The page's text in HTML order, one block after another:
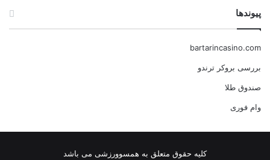
پیوندها
bartarincasino.com
بررسی بروکر ترندو
صندوق طلا
وام فوری
کلیه حقوق متعلق به همسوورزشی می باشد